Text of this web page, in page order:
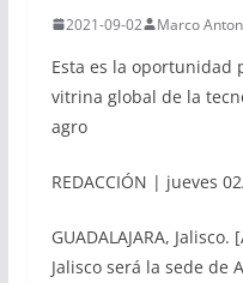
2021-09-02 Marco
Esta es la oportunidad
vitrina global de la
agro
REDACCIÓN | jueves
GUADALAJARA,
Jalisco será la sede de